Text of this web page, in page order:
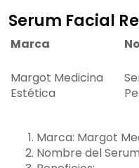
Serum Facial
Marca
Margot Medicina
Estética
Marca: Margot
Nombre del